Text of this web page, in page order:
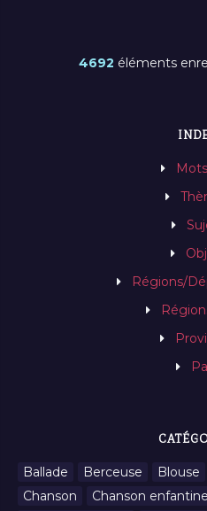
4692 éléments
Régions/
Ballade Berceuse Blouse
Chanson
Chanson enfantine